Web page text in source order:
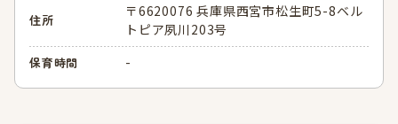
住所
〒6620076 兵庫県西宮市松生町5-8ベル
トピア夙川203号
保育時間 -